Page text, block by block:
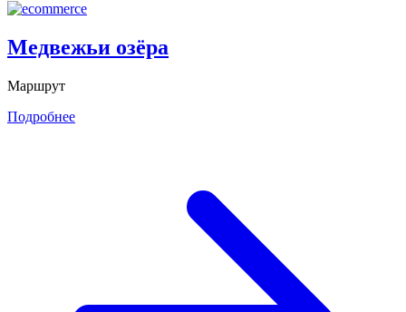
Медвежьи озёра
Маршрут
Подробнее